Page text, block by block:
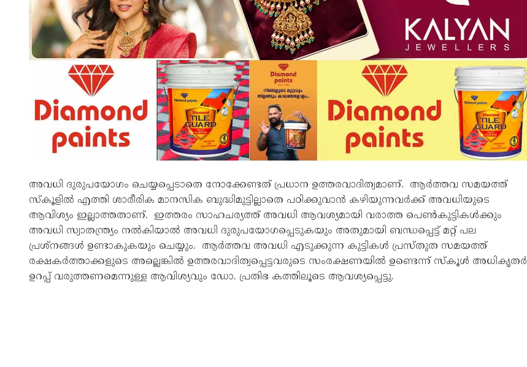
അവധി ദുരുപയോഗം ചെയ്യപ്പെടാതെ നോക്കേണ്ടത് പ്രധാന ഉത്തരവാദിത്വമാണ്. ആർത്തവ സമയത്ത്
സ്‌കൂളിൽ എത്തി ശാരീരിക മാനസിക ബുദ്ധിമുട്ടില്ലാതെ പഠിക്കുവാൻ കഴിയുന്നവർക്ക് അവധിയുടെ
ആവിശ്യം ഇല്ലാത്തതാണ്. ഇത്തരം സാഹചര്യത്ത് അവധി ആവശ്യമായി വരാത്ത പെൺകുട്ടികൾക്കും
അവധി സ്വാതന്ത്ര്യം നൽകിയാൽ അവധി ദുരുപയോഗപ്പെടുകയും അതുമായി ബന്ധപ്പെട്ട് മറ്റ് പല
പ്രശ്നങ്ങൾ ഉണ്ടാകുകയും ചെയ്യും. ആർത്തവ അവധി എടുക്കുന്ന കുട്ടികൾ പ്രസ്തുത സമയത്ത്
രക്ഷകർത്താക്കളുടെ അല്ലെങ്കിൽ ഉത്തരവാദിത്വപ്പെട്ടവരുടെ സംരക്ഷണയിൽ ഉണ്ടെന്ന് സ്‌കൂൾ അധികൃതർ
ഉറപ്പ് വരുത്തണമെന്നുള്ള ആവിശ്യവും ഡോ. പ്രതിഭ കത്തിലൂടെ ആവശ്യപ്പെട്ടു.